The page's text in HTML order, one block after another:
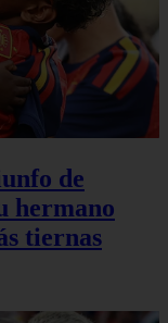
de
hermano
tiernas